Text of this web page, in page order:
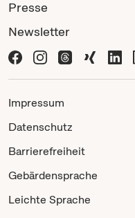
Presse
Newsletter
Impressum
Datenschutz
Barrierefreiheit
Gebärdensprache
Leichte Sprache